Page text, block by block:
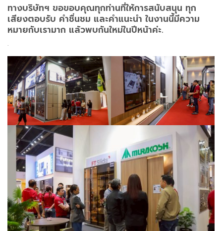
ทางบริษัทฯ ขอขอบคุณทุกท่านที่ให้การสนับสนุน ทุก
เสียงตอบรับ คำชื่นชม และคำแนะนำ ในงานนี้มีความ
หมายกับเรามาก แล้วพบกันใหม่ในปีหน้าค่ะ.
.